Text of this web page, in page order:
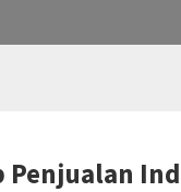
Penjualan